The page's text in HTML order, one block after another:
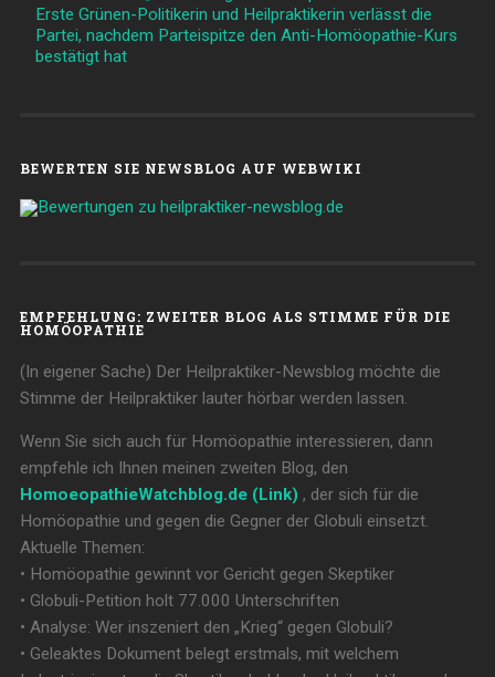
Erste Grünen-Politikerin und Heilpraktikerin verlässt die
Partei, nachdem Parteispitze den Anti-Homöopathie-Kurs
bestätigt hat
BEWERTEN SIE NEWSBLOG AUF WEBWIKI
EMPFEHLUNG: ZWEITER BLOG ALS STIMME FÜR DIE
HOMÖOPATHIE
(In eigener Sache) Der Heilpraktiker-Newsblog möchte die
Stimme der Heilpraktiker lauter hörbar werden lassen.
Wenn Sie sich auch für Homöopathie interessieren, dann
empfehle ich Ihnen meinen zweiten Blog, den
HomoeopathieWatchblog.de (Link) , der sich für die
Homöopathie und gegen die Gegner der Globuli einsetzt.
Aktuelle Themen:
• Homöopathie gewinnt vor Gericht gegen Skeptiker
• Globuli-Petition holt 77.000 Unterschriften
• Analyse: Wer inszeniert den „Krieg“ gegen Globuli?
• Geleaktes Dokument belegt erstmals, mit welchem